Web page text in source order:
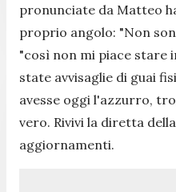
pronunciate da Matteo
proprio angolo: "Non
"così non mi piace stare
state avvisaglie di guai
avesse oggi l'azzurro,
vero. Rivivi la diretta
aggiornamenti.